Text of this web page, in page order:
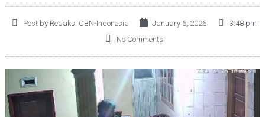
Post by Redaksi CBN-Indonesia January 6, 2026
3:48 pm
No Comments